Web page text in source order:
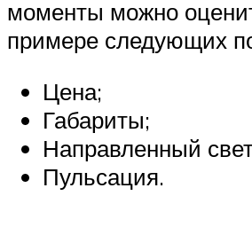
моменты можно
примере следующих
Цена;
Габариты;
Направленный
Пульсация.